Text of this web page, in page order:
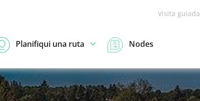
Visita guiada
Planifiqui una ruta Nodes